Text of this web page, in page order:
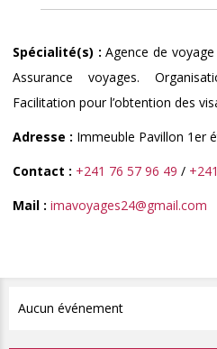
Spécialité(s) : Agence de
Assurance voyages.
Facilitation pour l’obtention des
Adresse : Immeuble Pavillon 1er
Contact : +241 76 57 96 49 /
Mail : imavoyages24@gmail.com
Aucun événement